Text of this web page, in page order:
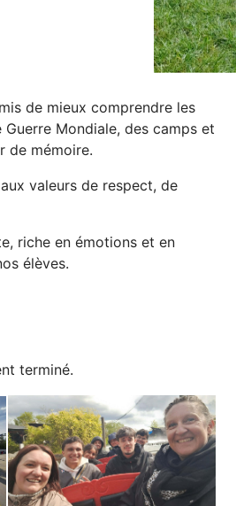
de mieux comprendre les
Mondiale, des camps et
de mémoire.
valeurs de respect, de
riche en émotions et en
élèves.
terminé.